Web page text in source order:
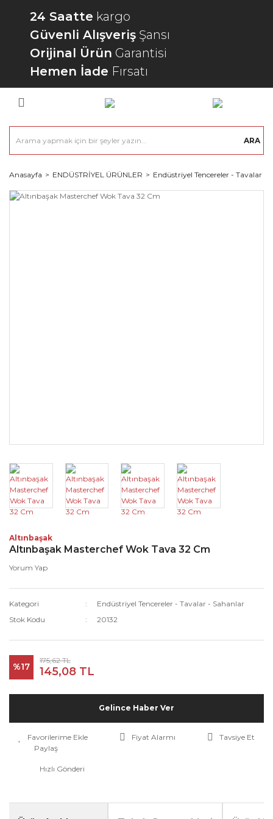
24 Saatte kargo
Güvenli Alışveriş Şansı
Orijinal Ürün Garantisi
Hemen İade Fırsatı
ARA
Anasayfa ENDÜSTRİYEL ÜRÜNLER Endüstriyel Tencereler - Tavalar -
Altınbaşak
Altınbaşak Masterchef Wok Tava 32 Cm
Yorum Yap
Kategori
Endüstriyel Tencereler - Tavalar - Sahanlar
Stok Kodu
20132
%17
175,62 TL
145,08 TL
Gelince Haber Ver
Fiyat Alarmı
Tavsiye Et
Paylaş
Hızlı Gönderi